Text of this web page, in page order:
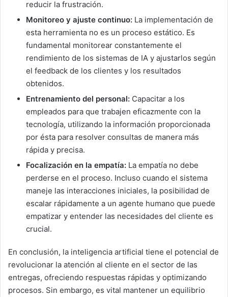
reducir la frustración.
Monitoreo y ajuste continuo: La implementación de
esta herramienta no es un proceso estático. Es
fundamental monitorear constantemente el
rendimiento de los sistemas de IA y ajustarlos según
el feedback de los clientes y los resultados
obtenidos.
Entrenamiento del personal: Capacitar a los
empleados para que trabajen eficazmente con la
tecnología, utilizando la información proporcionada
por ésta para resolver consultas de manera más
rápida y precisa.
Focalización en la empatía: La empatía no debe
perderse en el proceso. Incluso cuando el sistema
maneje las interacciones iniciales, la posibilidad de
escalar rápidamente a un agente humano que puede
empatizar y entender las necesidades del cliente es
crucial.
En conclusión, la inteligencia artificial tiene el potencial de
revolucionar la atención al cliente en el sector de las
entregas, ofreciendo respuestas rápidas y optimizando
procesos. Sin embargo, es vital mantener un equilibrio